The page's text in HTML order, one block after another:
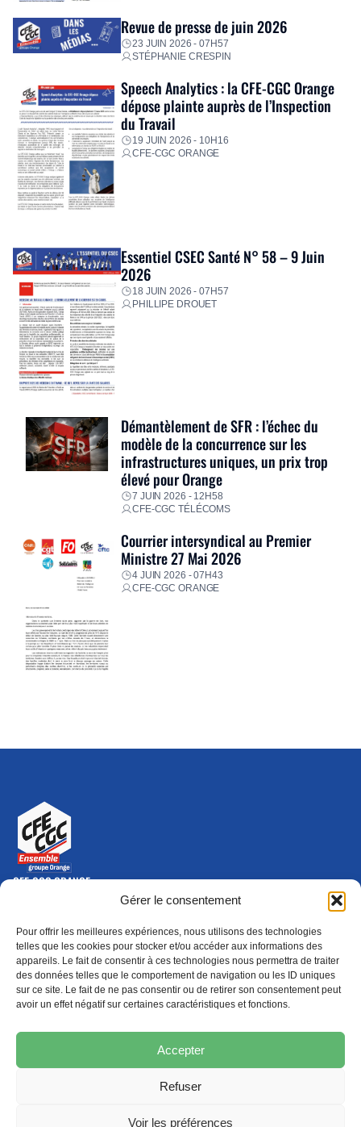
Gérer le consentement
Pour offrir les meilleures expériences, nous utilisons des technologies
telles que les cookies pour stocker et/ou accéder aux informations des
appareils. Le fait de consentir à ces technologies nous permettra de traiter
des données telles que le comportement de navigation ou les ID uniques
sur ce site. Le fait de ne pas consentir ou de retirer son consentement peut
avoir un effet négatif sur certaines caractéristiques et fonctions.
Accepter
Refuser
Voir les préférences
Revue de presse de juin 2026
23 JUIN 2026 - 07H57
STÉPHANIE CRESPIN
Speech Analytics : la CFE-CGC Orange
dépose plainte auprès de l’Inspection
du Travail
19 JUIN 2026 - 10H16
CFE-CGC ORANGE
Essentiel CSEC Santé N° 58 – 9 Juin
2026
18 JUIN 2026 - 07H57
PHILLIPE DROUET
Démantèlement de SFR : l’échec du
modèle de la concurrence sur les
infrastructures uniques, un prix trop
élevé pour Orange
7 JUIN 2026 - 12H58
CFE-CGC TÉLÉCOMS
Courrier intersyndical au Premier
Ministre 27 Mai 2026
4 JUIN 2026 - 07H43
CFE-CGC ORANGE
CFE-CGC ORANGE
10-12 rue Saint Amand, 75015 Paris Cedex 15
Nous contacter
01 46 79 28 74
S'ABONNER(NOUVELLE FENÊTRE)
ADHÉRER
Épargne
(nouvelle fenêtre) Formation
(nouvelle fenêtre)
POLITIQUE DE COOKIES